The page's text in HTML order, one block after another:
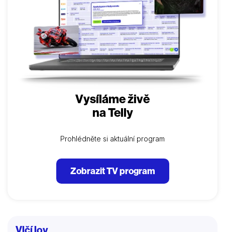
Vysíláme živě
na Telly
Prohlédněte si aktuální program
Zobrazit TV program